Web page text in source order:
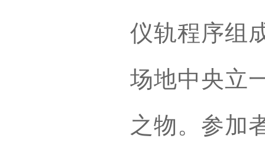
仪轨程序组
场地中央立
之物。参加